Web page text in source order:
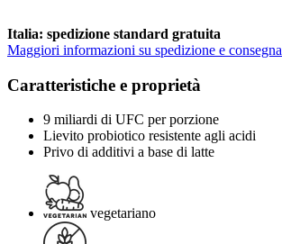
Italia: spedizione standard gratuita
Maggiori informazioni su spedizione e consegna
Caratteristiche e proprietà
9 miliardi di UFC per porzione
Lievito probiotico resistente agli acidi
Privo di additivi a base di latte
vegetariano